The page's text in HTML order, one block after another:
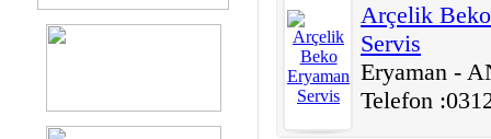
Arçelik
Servis
Eryaman -
Telefon